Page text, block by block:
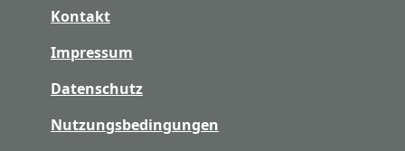
Kontakt
Impressum
Datenschutz
Nutzungsbedingungen